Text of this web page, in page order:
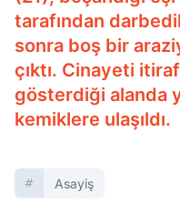
tarafından
sonra boş bir
çıktı. Cinayeti
gösterdiği alanda
kemiklere ulaşıldı.
Asayiş